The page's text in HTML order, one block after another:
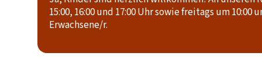
15:00, 16:00 und 17:00 Uhr sowie freitags um
Erwachsene/r.